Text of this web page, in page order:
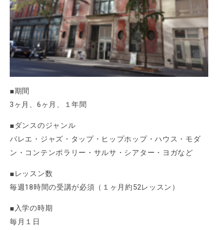
■期間
3ヶ月、6ヶ月、１年間
■ダンスのジャンル
バレエ・ジャズ・タップ・ヒップホップ・ハウス・モダ
ン・コンテンポラリー・サルサ・シアター・ヨガなど
■レッスン数
毎週18時間の受講が必須（１ヶ月約52レッスン）
■入学の時期
毎月１日